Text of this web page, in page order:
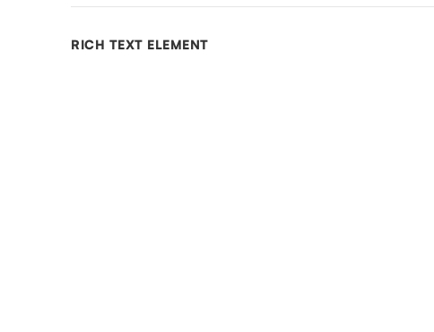
RICH TEXT ELEMENT